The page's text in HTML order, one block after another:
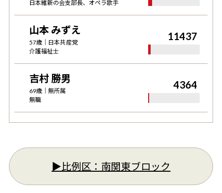
日本維新の会支部長、オペラ歌手
山本 みずえ
57歳｜ 日本共産党
介護福祉士
11437
吉村 勝男
69歳｜ 無所属
無職
4364
▶︎比例区： 南関東ブロック